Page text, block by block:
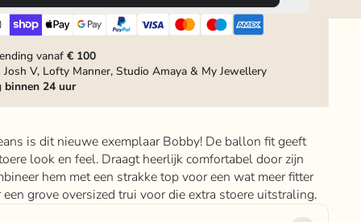
vanaf € 100
Josh V, Lofty Manner, Studio Amaya & My Jewellery
binnen 24 uur
is dit nieuwe exemplaar Bobby! De ballon fit geeft
look en feel. Draagt heerlijk comfortabel door zijn
hem met een strakke top voor een wat meer fitter
grove oversized trui voor die extra stoere uitstraling.